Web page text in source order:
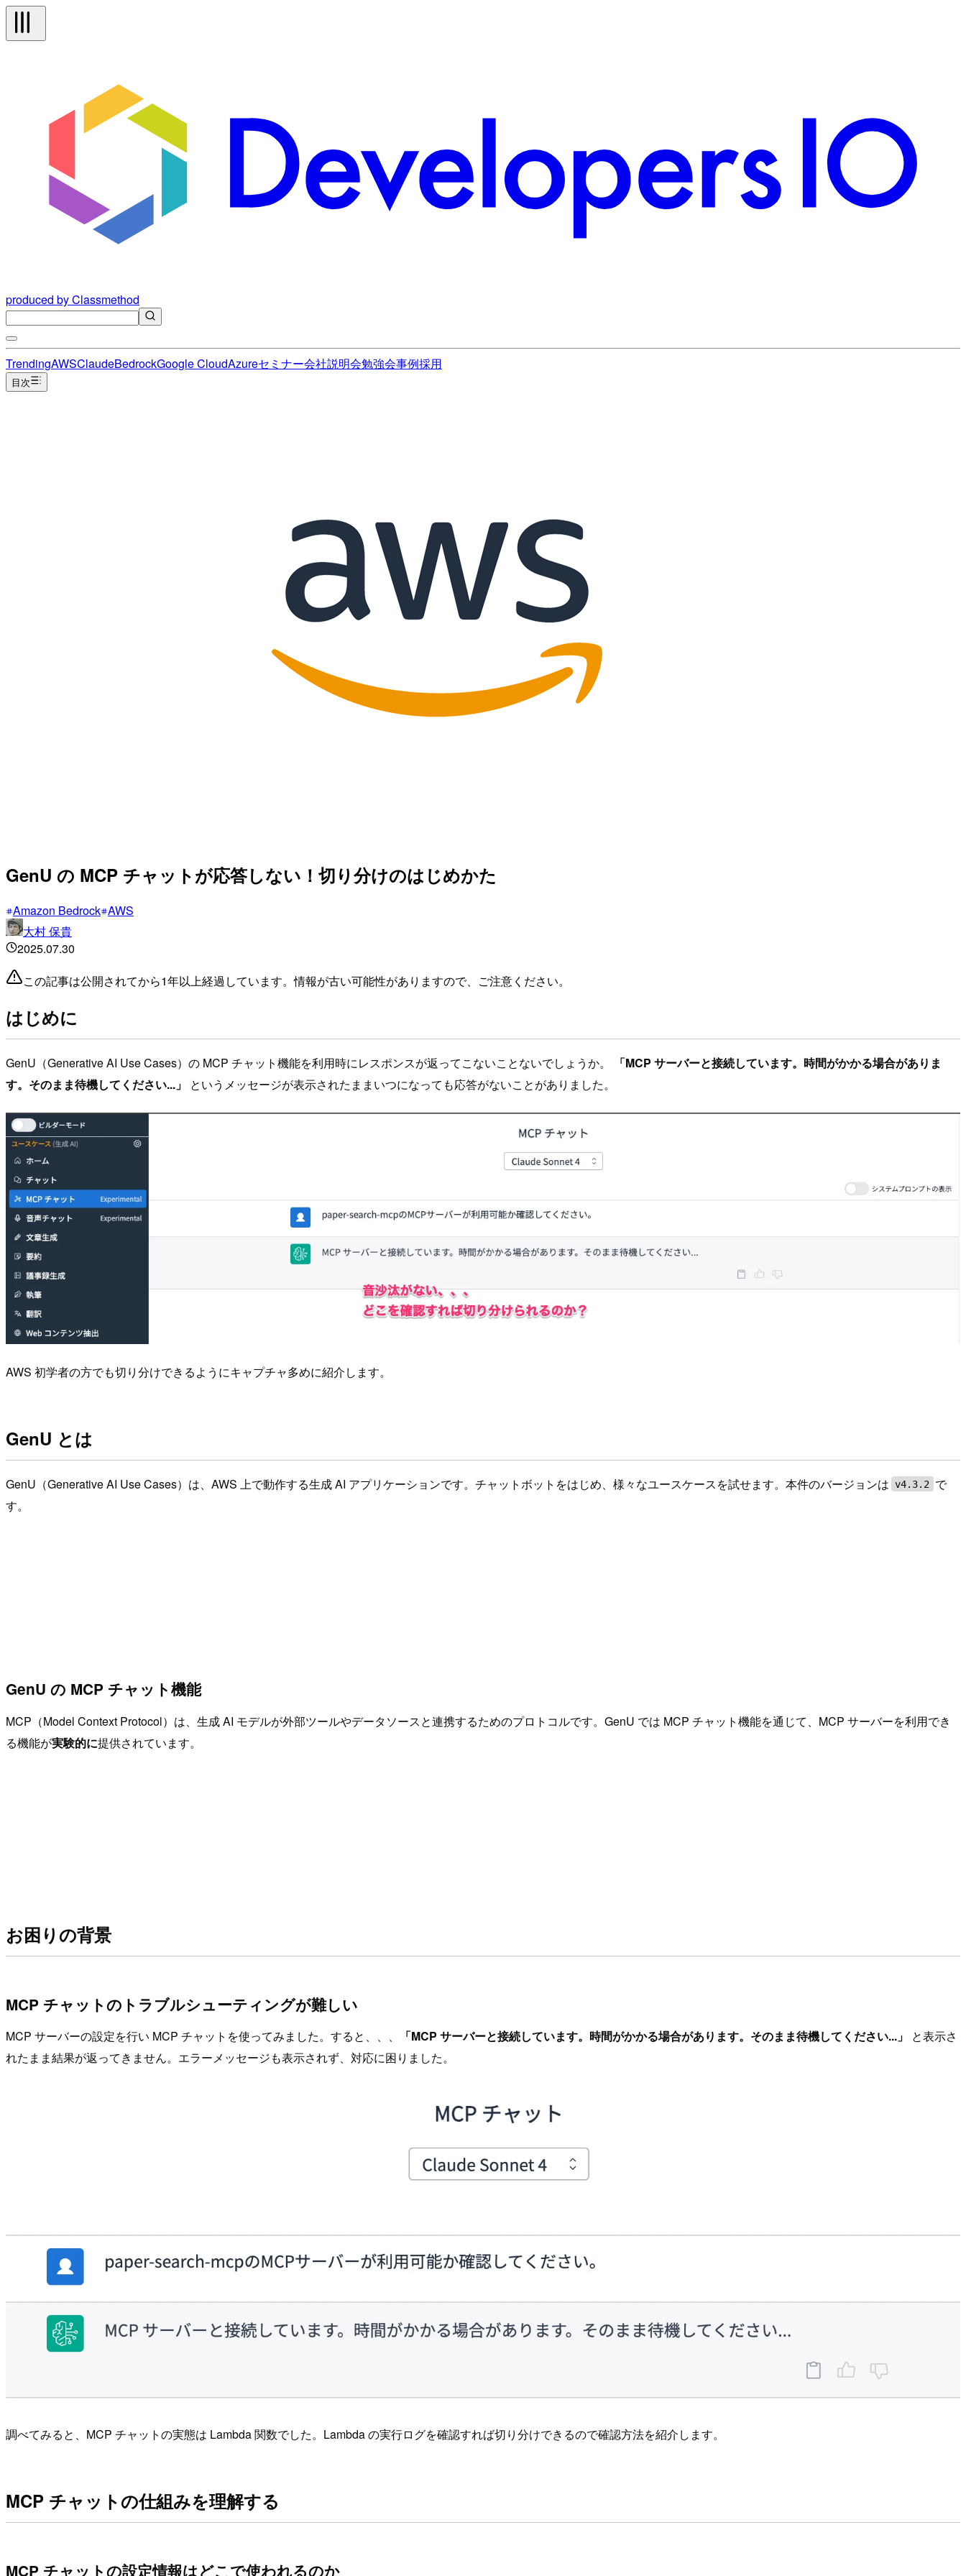
produced by Classmethod
TrendingAWSClaudeBedrockGoogle CloudAzureセミナー会社説明会勉強会事例採用
目次
GenU の MCP チャットが応答しない！切り分けのはじめかた
Amazon Bedrock AWS
大村 保貴
2025.07.30
この記事は公開されてから1年以上経過しています。情報が古い可能性がありますので、ご注意ください。
はじめに
GenU（Generative AI Use Cases）の MCP チャット機能を利用時にレスポンスが返ってこないことないでしょうか。
「MCP サーバーと接続しています。時間がかかる場合がありま
す。そのまま待機してください...」
というメッセージが表示されたままいつになっても応答がないことがありました。
AWS 初学者の方でも切り分けできるようにキャプチャ多めに紹介します。
GenU とは
GenU（Generative AI Use Cases）は、AWS 上で動作する生成 AI アプリケーションです。チャットボットをはじめ、様々なユースケースを試せます。本件のバージョンは v4.3.2
で
す。
GenU の MCP チャット機能
MCP（Model Context Protocol）は、生成 AI モデルが外部ツールやデータソースと連携するためのプロトコルです。GenU では MCP チャット機能を通じて、MCP サーバーを利用でき
る機能が実験的に提供されています。
お困りの背景
MCP チャットのトラブルシューティングが難しい
MCP サーバーの設定を行い MCP チャットを使ってみました。すると、、、 「MCP サーバーと接続しています。時間がかかる場合があります。そのまま待機してください...」
と表示さ
れたまま結果が返ってきません。エラーメッセージも表示されず、対応に困りました。
調べてみると、MCP チャットの実態は Lambda 関数でした。Lambda の実行ログを確認すれば切り分けできるので確認方法を紹介します。
MCP チャットの仕組みを理解する
MCP チャットの設定情報はどこで使われるのか